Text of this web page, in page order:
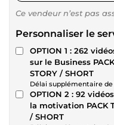
Ce vendeur n’est pas
Personnaliser le
OPTION 1 : 262
sur le Business
STORY / SHORT
Délai supplémentaire de
OPTION 2 : 92
la motivation PACK
/ SHORT